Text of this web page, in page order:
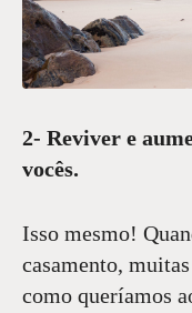
2- Reviver e
vocês.
Isso mesmo!
casamento,
como queríamos